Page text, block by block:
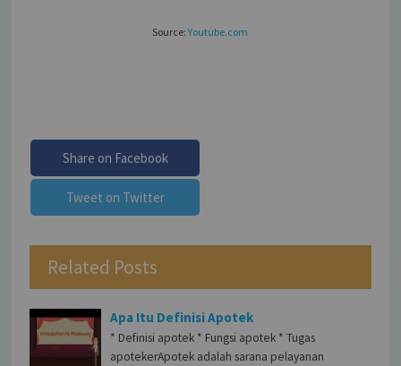
Source:Youtube.com
Share on Facebook
Tweet on Twitter
Related Posts
Apa Itu Definisi Apotek
* Definisi apotek * Fungsi apotek * Tugas
apotekerApotek adalah sarana pelayanan